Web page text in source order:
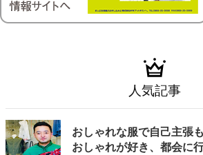
人気記事
おしゃれな服で自己主張
おしゃれが好き、都会に